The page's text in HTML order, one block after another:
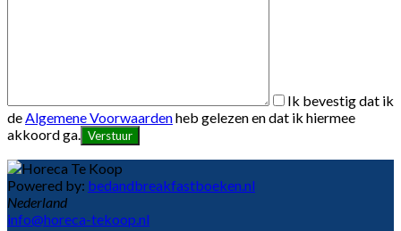
Ik bevestig dat ik
de Algemene Voorwaardenheb gelezen en dat ik hiermee
akkoord ga.
Powered by: bedandbreakfastboeken.nl
Nederland
info@horeca-tekoop.nl